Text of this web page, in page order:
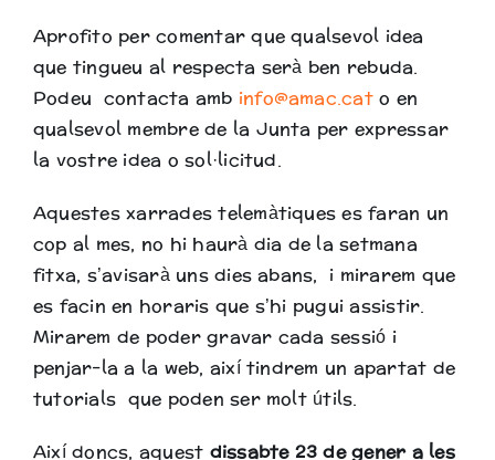
Aprofito per comentar que qualsevol idea
que tingueu al respecta serà ben rebuda.
Podeu contacta amb info@amac.cato en
qualsevol membre de la Junta per expressar
la vostre idea o sol·licitud.
Aquestes xarrades telemàtiques es faran un
cop al mes, no hi haurà dia de la setmana
fitxa, s’avisarà uns dies abans, i mirarem que
es facin en horaris que s’hi pugui assistir.
Mirarem de poder gravar cada sessió i
penjar-la a la web, així tindrem un apartat de
tutorials que poden ser molt útils.
Així doncs, aquest dissabte 23 de gener a les